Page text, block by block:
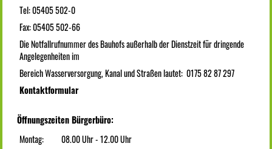
Tel: 05405 502-0
Fax: 05405 502-66
Die Notfallrufnummer des Bauhofs außerhalb der Dienstzeit für dringende
Angelegenheiten im
Bereich Wasserversorgung, Kanal und Straßen lautet: 0175 82 87 297
Kontaktformular
Öffnungszeiten Bürgerbüro:
Montag:
08.00 Uhr - 12.00 Uhr